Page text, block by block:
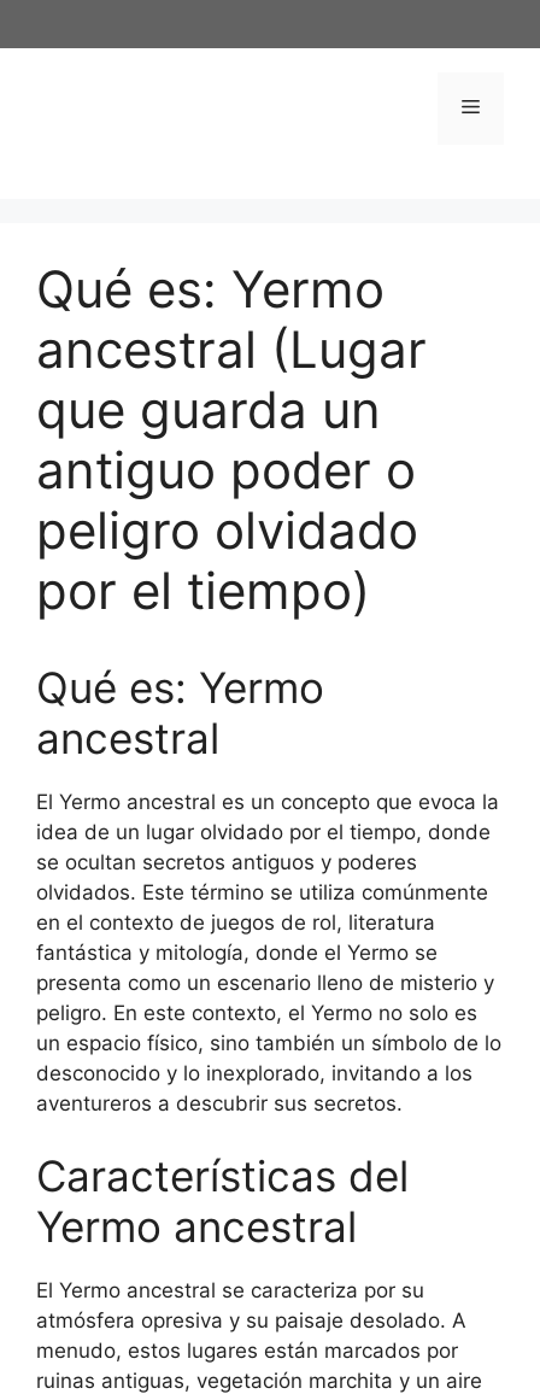
al
Menú
Qué es: Yermo
ancestral (Lugar
que guarda un
antiguo poder o
peligro olvidado
por el tiempo)
Qué es: Yermo
ancestral
El Yermo ancestral es un concepto que evoca la
idea de un lugar olvidado por el tiempo, donde
se ocultan secretos antiguos y poderes
olvidados. Este término se utiliza comúnmente
en el contexto de juegos de rol, literatura
fantástica y mitología, donde el Yermo se
presenta como un escenario lleno de misterio y
peligro. En este contexto, el Yermo no solo es
un espacio físico, sino también un símbolo de lo
desconocido y lo inexplorado, invitando a los
aventureros a descubrir sus secretos.
Características del
Yermo ancestral
El Yermo ancestral se caracteriza por su
atmósfera opresiva y su paisaje desolado. A
menudo, estos lugares están marcados por
ruinas antiguas, vegetación marchita y un aire